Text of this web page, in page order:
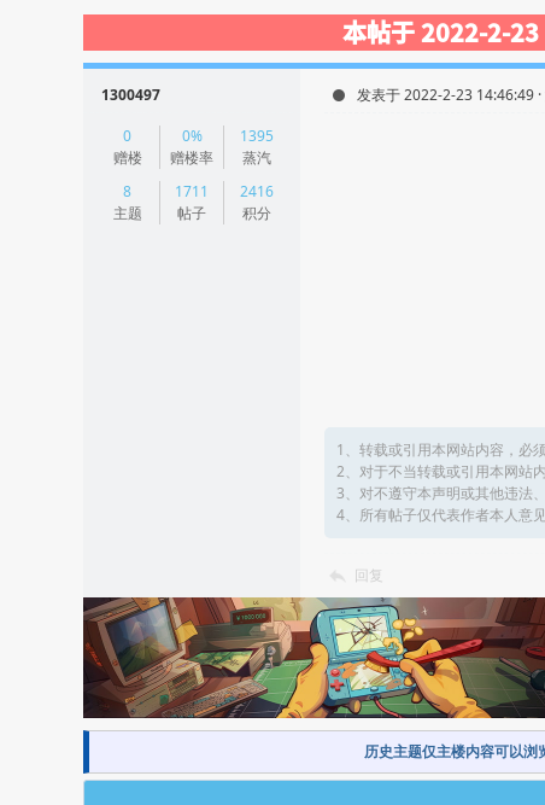
本帖于 2022-2-23
1300497
0
赠楼
0%
赠楼率
1395
蒸汽
8
主题
1711
帖子
2416
积分
发表于 2022-2-23 14:46:49 ·
1、转载或引用本网站内容，必
2、对于不当转载或引用本网站
3、对不遵守本声明或其他违法
4、所有帖子仅代表作者本人意
回复
历史主题仅主楼内容可以